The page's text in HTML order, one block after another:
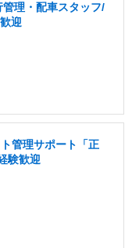
管理・配車スタッフ/
迎
管理サポート「正
験歓迎